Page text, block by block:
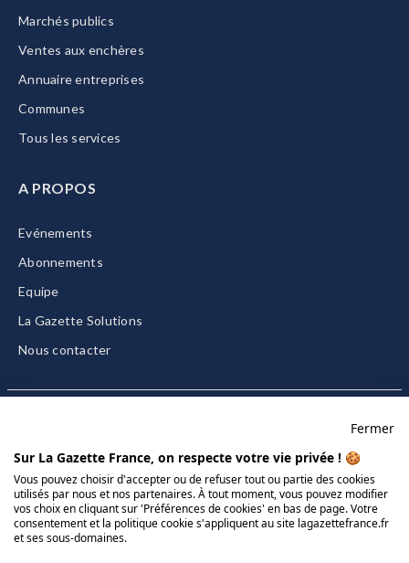
Marchés publics
Ventes aux enchères
Annuaire entreprises
Communes
Tous les services
A PROPOS
Evénements
Abonnements
Equipe
La Gazette Solutions
Nous contacter
CGU/CGV
Données personnelles
Charte sur les cookies
Fermer
Sur La Gazette France, on respecte votre vie privée ! 🍪
Vous pouvez choisir d'accepter ou de refuser tout ou partie des cookies
utilisés par nous et nos partenaires. À tout moment, vous pouvez modifier
vos choix en cliquant sur 'Préférences de cookies' en bas de page. Votre
consentement et la politique cookie s'appliquent au site lagazettefrance.fr
et ses sous-domaines.